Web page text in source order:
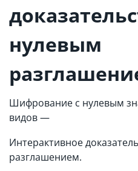
нулевым
Шифрование с нулевым
видов —
Интерактивное
разглашением.